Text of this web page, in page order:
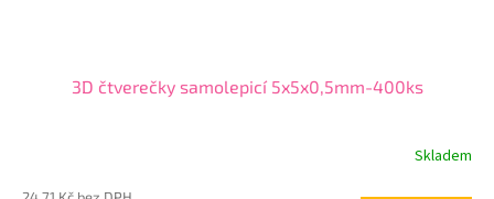
3D čtverečky samolepicí 5x5x0,5mm-400ks
Skladem